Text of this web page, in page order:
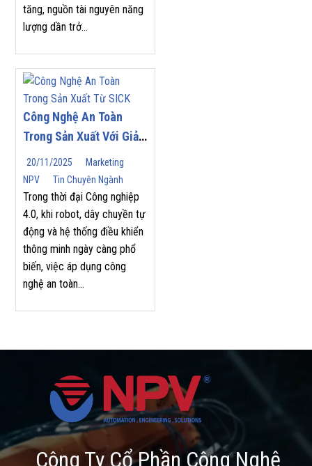
tăng, nguồn tài nguyên năng
lượng dần trở...
Công Nghệ An Toàn
Trong Sản Xuất Với Giải
Pháp Từ SICK
20/11/2025
Marketing
NPV
Tin Chuyên Ngành
Trong thời đại Công nghiệp
4.0, khi robot, dây chuyền tự
động và hệ thống điều khiển
thông minh ngày càng phổ
biến, việc áp dụng công
nghệ an toàn...
Công Ty Cổ Phần Công Nghệ